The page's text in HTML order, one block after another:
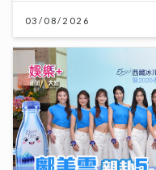
03/08/2026